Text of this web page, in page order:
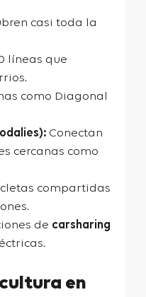
casi toda la
líneas que
como Diagonal
Conectan
cercanas como
compartidas
de carsharing
en